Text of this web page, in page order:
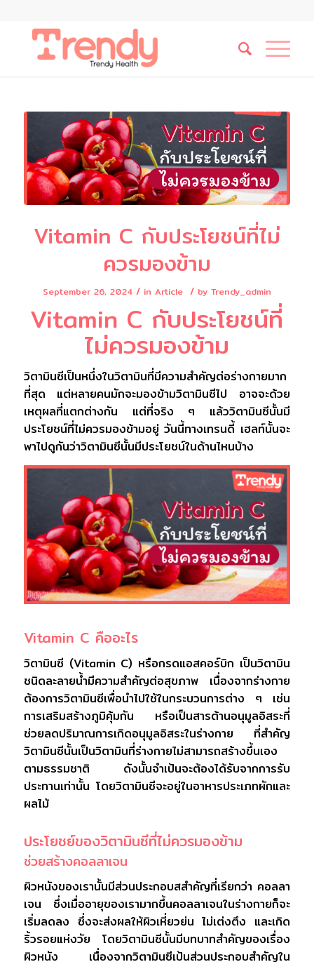
Vitamin C กับประโยชน์ที่ไม่
ควรมองข้าม
September 26, 2024 / in Article / by Trendy_admin
Vitamin C กับประโยชน์ที่
ไม่ควรมองข้าม
วิตามินซีเป็นหนึ่งในวิตามินที่มีความสำคัญต่อร่างกายมาก
ที่สุด แต่หลายคนมักจะมองข้ามวิตามินซีไป อาจจะด้วย
เหตุผลที่แตกต่างกัน แต่ที่จริง ๆ แล้ววิตามินซีนั้นมี
ประโยชน์ที่ไม่ควรมองข้ามอยู่ วันนี้ทางเทรนดี้ เฮลท์นั้นจะ
พาไปดูกันว่าวิตามินซีนั้นมีประโยชน์ในด้านไหนบ้าง
Vitamin C คืออะไร
วิตามินซี (Vitamin C) หรือกรดแอสคอร์บิก เป็นวิตามิน
ชนิดละลายน้ำมีความสำคัญต่อสุขภาพ เนื่องจากร่างกาย
ต้องการวิตามินซีเพื่อนำไปใช้ในกระบวนการต่าง ๆ เช่น
การเสริมสร้างภูมิคุ้มกัน หรือเป็นสารต้านอนุมูลอิสระที่
ช่วยลดปริมาณการเกิดอนุมูลอิสระในร่างกาย ที่สำคัญ
วิตามินซีนั้นเป็นวิตามินที่ร่างกายไม่สามารถสร้างขึ้นเอง
ตามธรรมชาติ ดังนั้นจำเป้นจะต้องได้รับจากการรับ
ประทานเท่านั้น โดยวิตามินซีจะอยู่ในอาหารประเภทผักและ
ผลไม้
ประโยชย์ของวิตามินซีที่ไม่ควรมองข้าม
ช่วยสร้างคอลลาเจน
ผิวหนังของเรานั้นมีส่วนประกอบสสำคัญที่เรียกว่า คอลลา
เจน ซึ่งเมื่ออายุของเรามากขึ้นคอลลาเจนในร่างกายก็จะ
เริ่มลดลง ซึ่งจะส่งผลให้ผิวเหี่ยวย่น ไม่เต่งตึง และเกิด
ริ้วรอยแห่งวัย โดยวิตามินซีนั้นมีบทบาทสำคัญของเรื่อง
ผิวหนัง เนื่องจากวิตามินซีเป้นส่วนประกอบสำคัญใน